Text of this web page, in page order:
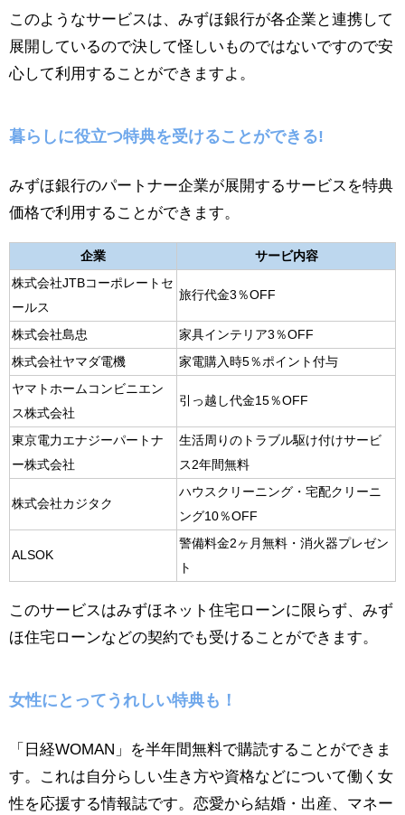
このようなサービスは、みずほ銀行が各企業と連携して
展開しているので決して怪しいものではないですので安
心して利用することができますよ。
暮らしに役立つ特典を受けることができる!
みずほ銀行のパートナー企業が展開するサービスを特典
価格で利用することができます。
企業
サービ内容
株式会社JTBコーポレートセ
ールス
旅行代金3％OFF
株式会社島忠
家具インテリア3％OFF
株式会社ヤマダ電機
家電購入時5％ポイント付与
ヤマトホームコンビニエン
ス株式会社
引っ越し代金15％OFF
東京電力エナジーパートナ
ー株式会社
生活周りのトラブル駆け付けサービ
ス2年間無料
株式会社カジタク
ハウスクリーニング・宅配クリーニ
ング10％OFF
ALSOK
警備料金2ヶ月無料・消火器プレゼン
ト
このサービスはみずほネット住宅ローンに限らず、みず
ほ住宅ローンなどの契約でも受けることができます。
女性にとってうれしい特典も！
「日経WOMAN」を半年間無料で購読することができま
す。これは自分らしい生き方や資格などについて働く女
性を応援する情報誌です。恋愛から結婚・出産、マネー